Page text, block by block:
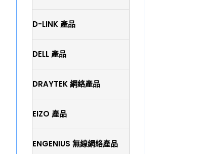
D-LINK 產品
DELL 產品
DRAYTEK 網絡產品
EIZO 產品
ENGENIUS 無線網絡產品